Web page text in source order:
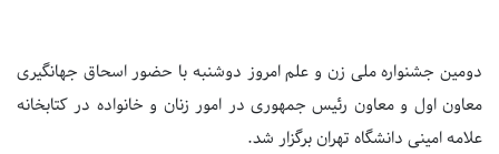
دومین جشنواره ملی زن و علم امروز دوشنبه با حضور اسحاق جهانگیری
معاون اول و معاون رئیس جمهوری در امور زنان و خانواده در کتابخانه
علامه امینی دانشگاه تهران برگزار شد.